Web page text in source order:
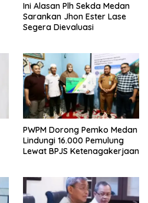
Ini Alasan Plh Sekda Medan
Sarankan Jhon Ester Lase
Segera Dievaluasi
PWPM Dorong Pemko Medan
Lindungi 16.000 Pemulung
Lewat BPJS Ketenagakerjaan